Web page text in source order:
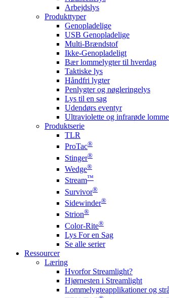
Arbejdslys
Produkttyper
Genopladelige
USB Genopladelige
Multi-Brændstof
Ikke-Genopladeligt
Bær lommelygter til hverdag
Taktiske lys
Håndfri lygter
Penlygter og nøgleringelys
Lys til en sag
Udendørs eventyr
Ultraviolette og infrarøde
Produktserie
TLR
ProTac®
Stinger®
Wedge®
Stream™
Survivor®
Sidewinder®
Strion®
Color-Rite®
Lys For en Sag
Se alle serier
Ressourcer
Læring
Hvorfor Streamlight?
Hjørnesten i Streamlight
Lommelygteapplikationer og